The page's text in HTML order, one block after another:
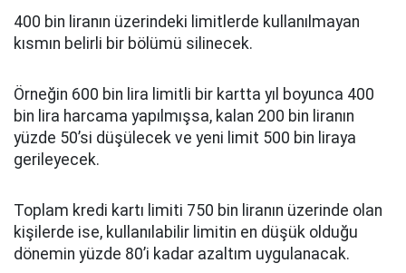
400 bin liranın üzerindeki limitlerde kullanılmayan
kısmın belirli bir bölümü silinecek.
Örneğin 600 bin lira limitli bir kartta yıl boyunca 400
bin lira harcama yapılmışsa, kalan 200 bin liranın
yüzde 50’si düşülecek ve yeni limit 500 bin liraya
gerileyecek.
Toplam kredi kartı limiti 750 bin liranın üzerinde olan
kişilerde ise, kullanılabilir limitin en düşük olduğu
dönemin yüzde 80’i kadar azaltım uygulanacak.